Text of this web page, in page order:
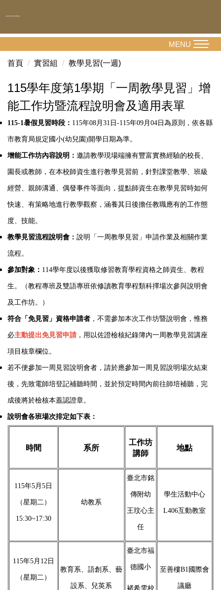
到
容
MENU
首頁 實習組 教學見習(一週)
115學年度第1學期「一周教學見習」增
能工作坊暨流程說明會及適用表單
115-1暑假見習時段： 115年08月31日-115年09月04日為原則，依各縣
市教育局規定國小(幼兒園)開學日期為準。
增能工作坊內容說明： 邀請教學現場端擁有豐富實務經驗的校長、
園長或教師，在本校師資生進行教學見習前，針對課堂教學、班級
經營、親師溝通、偶發事件等面向，提點師資生在教學見習時如何
快速、有策略地進行教學觀察，涵養其日後擔任教職應有的工作態
度、技能。
教學見習流程說明會： 說明「一周教學見習」申請作業及相關作業
流程。
參加對象： 114學年度以後獲取修習教育學程資格之師資生、教程
生。（教程專班及雙語專班依修讀教育學程類科擇場次參與說明會
及工作坊。）
符合「免見習」資格申請者 ，不需參加本次工作坊暨說明會，惟務
必主動提出免見習申請 ，用以佐證檢核紀錄簿內一周教學見習講座
項目核章欄位。
若不便參加一周見習說明會者，請於應參加一周見習說明場次結束
後，先致電師培登記補聽時間，並於預定時間內前往師培補聽，完
成後將於檢核本蓋認證章。
說明會各班場次排定如下表：
時間 系所
工作坊
講師
地點
115年5月5日
（星期二）
15:30~17:30
幼教系
臺北市銘
傳附幼
王玟心主
任
學生活動中心
L406互動教室
115年5月12日
（星期二）
教育系、語創系、藝
設系、兒英系
臺北市福
德國小
褚希雯校
至善樓B1國際會
議廳